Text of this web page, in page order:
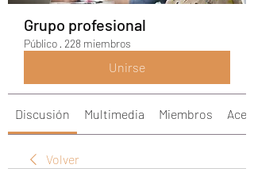
Grupo profesional
Público · 228 miembros
Unirse
Discusión Multimedia Miembros
Volver